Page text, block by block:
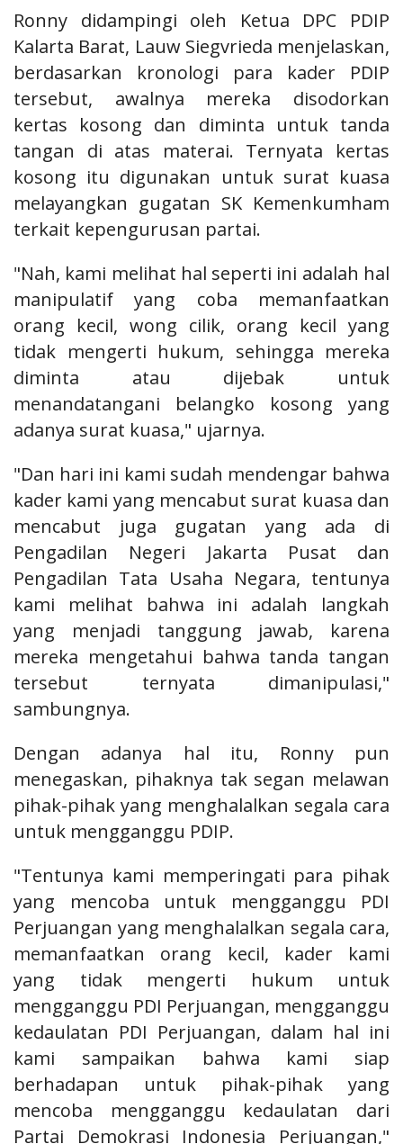
Ronny didampingi oleh Ketua DPC PDIP
Kalarta Barat, Lauw Siegvrieda menjelaskan,
berdasarkan kronologi para kader PDIP
tersebut, awalnya mereka disodorkan
kertas kosong dan diminta untuk tanda
tangan di atas materai. Ternyata kertas
kosong itu digunakan untuk surat kuasa
melayangkan gugatan SK Kemenkumham
terkait kepengurusan partai.
"Nah, kami melihat hal seperti ini adalah hal
manipulatif yang coba memanfaatkan
orang kecil, wong cilik, orang kecil yang
tidak mengerti hukum, sehingga mereka
diminta atau dijebak untuk
menandatangani belangko kosong yang
adanya surat kuasa," ujarnya.
"Dan hari ini kami sudah mendengar bahwa
kader kami yang mencabut surat kuasa dan
mencabut juga gugatan yang ada di
Pengadilan Negeri Jakarta Pusat dan
Pengadilan Tata Usaha Negara, tentunya
kami melihat bahwa ini adalah langkah
yang menjadi tanggung jawab, karena
mereka mengetahui bahwa tanda tangan
tersebut ternyata dimanipulasi,"
sambungnya.
Dengan adanya hal itu, Ronny pun
menegaskan, pihaknya tak segan melawan
pihak-pihak yang menghalalkan segala cara
untuk mengganggu PDIP.
"Tentunya kami memperingati para pihak
yang mencoba untuk mengganggu PDI
Perjuangan yang menghalalkan segala cara,
memanfaatkan orang kecil, kader kami
yang tidak mengerti hukum untuk
mengganggu PDI Perjuangan, mengganggu
kedaulatan PDI Perjuangan, dalam hal ini
kami sampaikan bahwa kami siap
berhadapan untuk pihak-pihak yang
mencoba mengganggu kedaulatan dari
Partai Demokrasi Indonesia Perjuangan,"